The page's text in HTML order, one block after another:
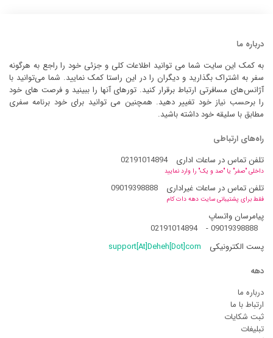
درباره ما
به کمک این سایت شما می توانید اطلاعات کلی و جزئی خود را راجع به هرگونه
سفر به اشتراک بگذارید و دیگران را در این راستا کمک نمایید. شما می‌توانید با
آژانس‌های مسافرتی ارتباط برقرار کنید. تورهای آنها را ببینید و فرصت های خود
را برحسب نیاز خود تغییر دهید. همچنین می توانید برای خود برنامه سفری
مطابق با سلیقه خود داشته باشید.
راه‌های ارتباطی
تلفن تماس در ساعات اداری
02191014894
داخلی "صفر" یا "صد و یک" را وارد نمایید
تلفن تماس در ساعات غیراداری 09019398888
فقط برای پشتیبانی سایت دهه دات کام
پیامرسان واتساپ
09019398888
-
02191014894
پست الکترونیکی
support[At]Deheh[Dot]com
دهه
درباره ما
ارتباط با ما
ثبت شکایات
تبلیغات